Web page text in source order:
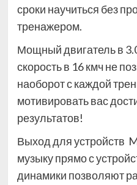
сроки научиться без
тренажером.
Мощный двигатель в
скорость в 16 кмч не
наоборот с каждой
мотивировать вас
результатов!
Выход для устройств
музыку прямо с
динамики позволяют